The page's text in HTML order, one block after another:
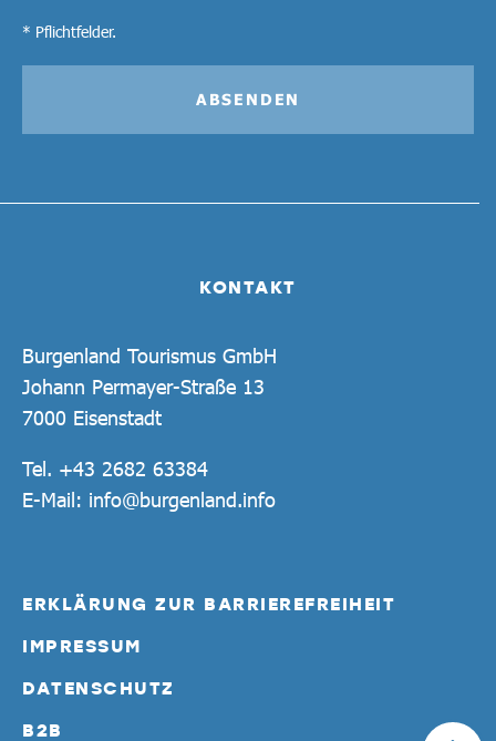
KONTAKT
Burgenland Tourismus GmbH
Johann Permayer-Straße 13
7000 Eisenstadt
Tel. +43 2682 63384
E-Mail: info@burgenland.info
ERKLÄRUNG ZUR BARRIEREFREIHEIT
IMPRESSUM
DATENSCHUTZ
B2B
* Pflichtfelder.
ABSENDEN